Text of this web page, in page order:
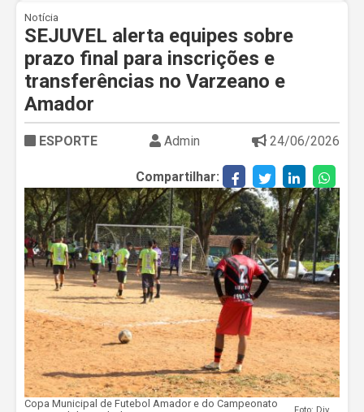
Notícia
SEJUVEL alerta equipes sobre
prazo final para inscrições e
transferências no Varzeano e
Amador
ESPORTE Admin 24/06/2026
Compartilhar:
Copa Municipal de Futebol Amador e do Campeonato